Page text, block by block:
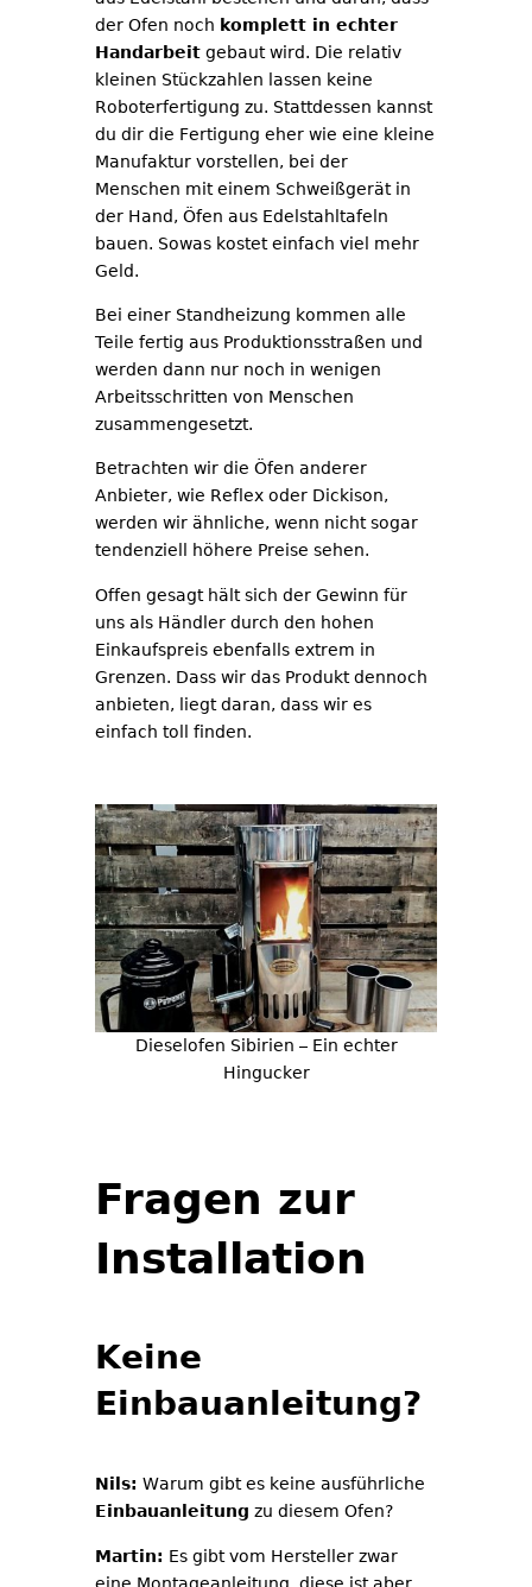
der Ofen noch komplett in echter
Handarbeit gebaut wird. Die relativ
kleinen Stückzahlen lassen keine
Roboterfertigung zu. Stattdessen kannst
du dir die Fertigung eher wie eine kleine
Manufaktur vorstellen, bei der
Menschen mit einem Schweißgerät in
der Hand, Öfen aus Edelstahltafeln
bauen. Sowas kostet einfach viel mehr
Geld.
Bei einer Standheizung kommen alle
Teile fertig aus Produktionsstraßen und
werden dann nur noch in wenigen
Arbeitsschritten von Menschen
zusammengesetzt.
Betrachten wir die Öfen anderer
Anbieter, wie Reflex oder Dickison,
werden wir ähnliche, wenn nicht sogar
tendenziell höhere Preise sehen.
Offen gesagt hält sich der Gewinn für
uns als Händler durch den hohen
Einkaufspreis ebenfalls extrem in
Grenzen. Dass wir das Produkt dennoch
anbieten, liegt daran, dass wir es
einfach toll finden.
Dieselofen Sibirien – Ein echter
Hingucker
Fragen zur
Installation
Keine
Einbauanleitung?
Nils: Warum gibt es keine ausführliche
Einbauanleitung zu diesem Ofen?
Martin: Es gibt vom Hersteller zwar
eine Montageanleitung, diese ist aber